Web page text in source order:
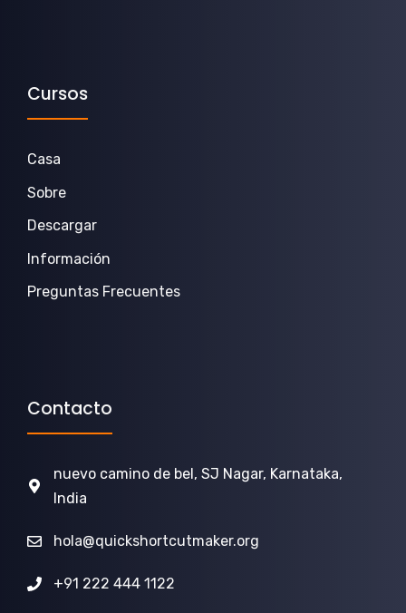
Cursos
Casa
Sobre
Descargar
Información
Preguntas Frecuentes
Contacto
nuevo camino de bel, SJ Nagar, Karnataka,
India
hola@quickshortcutmaker.org
+91 222 444 1122